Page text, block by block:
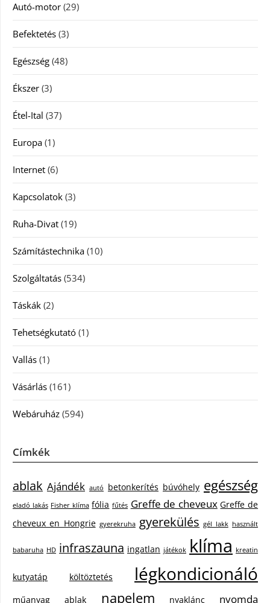
Autó-motor (29)
Befektetés (3)
Egészség (48)
Ékszer (3)
Étel-Ital (37)
Europa (1)
Internet (6)
Kapcsolatok (3)
Ruha-Divat (19)
Számítástechnika (10)
Szolgáltatás (534)
Táskák (2)
Tehetségkutató (1)
Vallás (1)
Vásárlás (161)
Webáruház (594)
Címkék
ablak Ajándék autó betonkerítés búvóhely egészség
eladó lakás Fisher klíma fólia fűtés Greffe de cheveux Greffe de
cheveux en Hongrie gyerekruha gyerekülés gél lakk használt
babaruha HD infraszauna ingatlan játékok klíma kreatin
kutyatáp költöztetés légkondicionáló
műanyag ablak napelem nyaklánc nyomda